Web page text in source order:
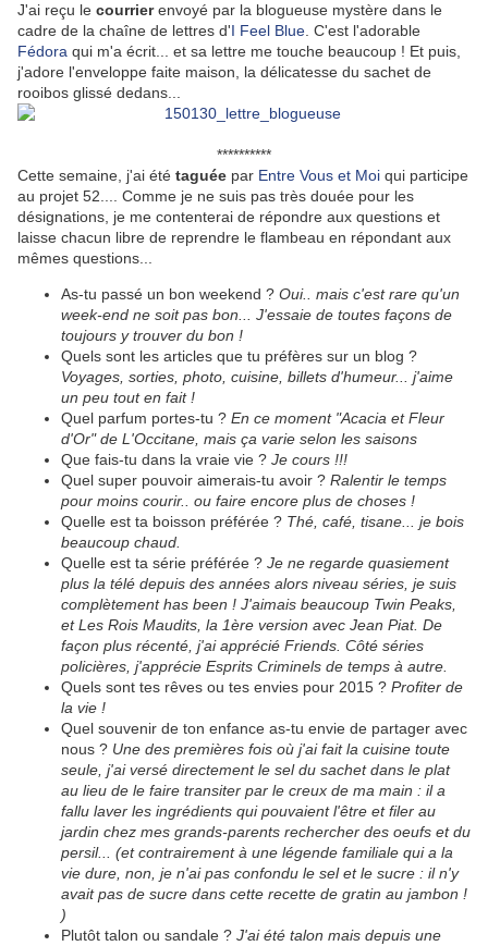
J'ai reçu le courrierenvoyé par la blogueuse mystère dans le
cadre de la chaîne de lettres d'I Feel Blue . C'est l'adorable
Fédora qui m'a écrit... et sa lettre me touche beaucoup ! Et puis,
j'adore l'enveloppe faite maison, la délicatesse du sachet de
rooibos glissé dedans...
**********
Cette semaine, j'ai été taguée par Entre Vous et Moi qui participe
au projet 52.... Comme je ne suis pas très douée pour les
désignations, je me contenterai de répondre aux questions et
laisse chacun libre de reprendre le flambeau en répondant aux
mêmes questions...
As-tu passé un bon weekend ? Oui.. mais c'est rare qu'un
week-end ne soit pas bon... J'essaie de toutes façons de
toujours y trouver du bon !
Quels sont les articles que tu préfères sur un blog ?
Voyages, sorties, photo, cuisine, billets d'humeur... j'aime
un peu tout en fait !
Quel parfum portes-tu ? En ce moment "Acacia et Fleur
d'Or" de L'Occitane, mais ça varie selon les saisons
Que fais-tu dans la vraie vie ? Je cours !!!
Quel super pouvoir aimerais-tu avoir ? Ralentir le temps
pour moins courir.. ou faire encore plus de choses !
Quelle est ta boisson préférée ? Thé, café, tisane... je bois
beaucoup chaud.
Quelle est ta série préférée ? Je ne regarde quasiement
plus la télé depuis des années alors niveau séries, je suis
complètement has been ! J'aimais beaucoup Twin Peaks,
et Les Rois Maudits, la 1ère version avec Jean Piat. De
façon plus récenté, j'ai apprécié Friends. Côté séries
policières, j'apprécie Esprits Criminels de temps à autre.
Quels sont tes rêves ou tes envies pour 2015 ? Profiter de
la vie !
Quel souvenir de ton enfance as-tu envie de partager avec
nous ? Une des premières fois où j'ai fait la cuisine toute
seule, j'ai versé directement le sel du sachet dans le plat
au lieu de le faire transiter par le creux de ma main : il a
fallu laver les ingrédients qui pouvaient l'être et filer au
jardin chez mes grands-parents rechercher des oeufs et du
persil... (et contrairement à une légende familiale qui a la
vie dure, non, je n'ai pas confondu le sel et le sucre : il n'y
avait pas de sucre dans cette recette de gratin au jambon !
)
Plutôt talon ou sandale ? J'ai été talon mais depuis une